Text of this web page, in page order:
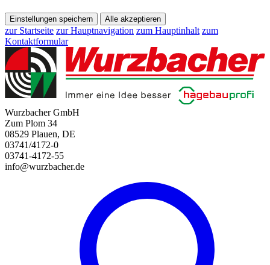
Einstellungen speichern Alle akzeptieren
zur Startseite zur Hauptnavigation zum Hauptinhalt zum
Kontaktformular
Wurzbacher GmbH
Zum Plom 34
08529 Plauen, DE
03741/4172-0
03741-4172-55
info@wurzbacher.de